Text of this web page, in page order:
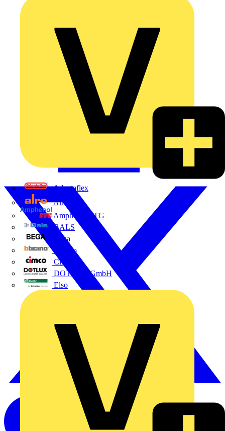
Adaptaflex
Alre
Amphenol FTG
BALS
Bega
Bticino
Cimco
DOTLUX GmbH
Elso